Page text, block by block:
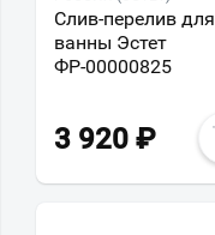
Слив-перелив для
ванны Эстет
ФР-00000825
3 920 ₽